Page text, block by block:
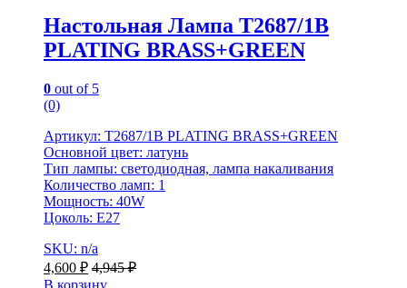
Настольная Лампа T2687/1B
PLATING BRASS+GREEN
0 out of 5
(0)
Артикул: T2687/1B PLATING BRASS+GREEN
Основной цвет: латунь
Тип лампы: светодиодная, лампа накаливания
Количество ламп: 1
Мощность: 40W
Цоколь: Е27
SKU: n/a
4,600 ₽ 4,945₽
В корзину